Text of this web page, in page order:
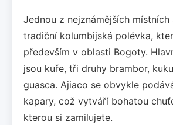
Jednou z nejznámějších
tradiční kolumbijská polévka,
především v oblasti Bogoty.
jsou kuře, tři druhy brambor,
guasca. Ajiaco se obvykle
kapary, což vytváří bohatou
kterou si zamilujete.